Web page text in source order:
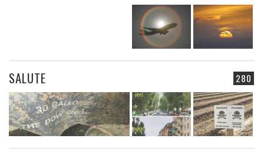
280
SALUTE